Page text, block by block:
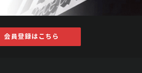
会員登録はこちら